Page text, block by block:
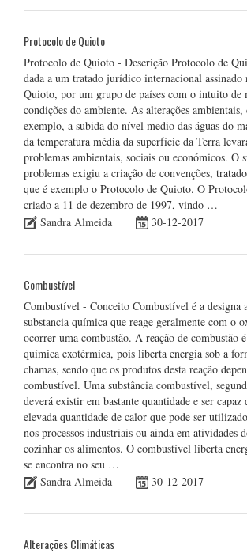
Protocolo de Quioto
Protocolo de Quioto - Descrição Protocolo de
dada a um tratado jurídico internacional assinado
Quioto, por um grupo de países com o intuito de
condições do ambiente. As alterações
exemplo, a subida do nível medio das águas do
da temperatura média da superfície da Terra
problemas ambientais, sociais ou económicos. O
problemas exigiu a criação de convenções,
que é exemplo o Protocolo de Quioto. O
criado a 11 de dezembro de 1997, vindo …
Sandra Almeida
30-12-2017
Combustível
Combustível - Conceito Combustível é a designa
substancia química que reage geralmente com o
ocorrer uma combustão. A reação de combustão
química exotérmica, pois liberta energia sob a
chamas, sendo que os produtos desta reação
combustível. Uma substância combustível,
deverá existir em bastante quantidade e ser
elevada quantidade de calor que pode ser
nos processos industriais ou ainda em atividades
cozinhar os alimentos. O combustível liberta
se encontra no seu …
Sandra Almeida
30-12-2017
Alterações Climáticas